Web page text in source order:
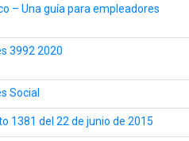
– Una guía para empleadores
3992 2020
Social
1381 del 22 de junio de 2015